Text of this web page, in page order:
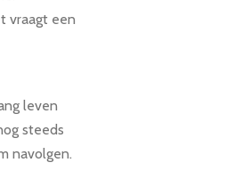
vraagt een
leven
steeds
navolgen.